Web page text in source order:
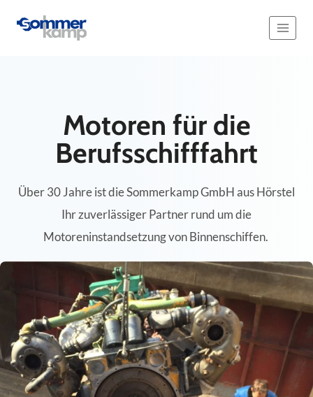
Inhalt
Motoren für die
Berufsschifffahrt
Über 30 Jahre ist die Sommerkamp GmbH aus Hörstel
Ihr zuverlässiger Partner rund um die
Motoreninstandsetzung von Binnenschiffen.